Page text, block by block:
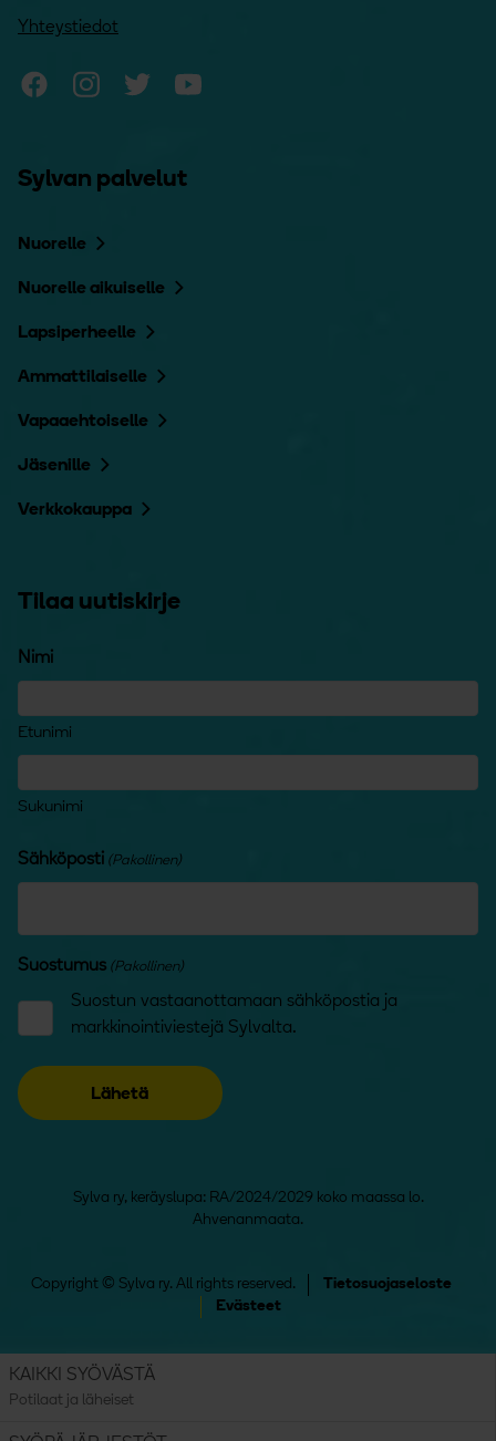
Yhteystiedot
Sylvan Facebook
Sylvan Instagram
Sylvan Twitter
Sylvan palvelut
Nuorelle
Nuorelle aikuiselle
Lapsiperheelle
Ammattilaiselle
Vapaaehtoiselle
Jäsenille
Verkkokauppa
Tilaa uutiskirje
Nimi
Etunimi
Sukunimi
Sähköposti (Pakollinen)
Suostumus (Pakollinen)
Suostun vastaanottamaan sähköpostia ja
markkinointiviestejä Sylvalta.
Sylva ry, keräyslupa: RA/2024/2029 koko maassa lo.
Ahvenanmaata.
Copyright © Sylva ry. All rights reserved.
Tietosuojaseloste
Evästeet
KAIKKI SYÖVÄSTÄ
Potilaat ja läheiset